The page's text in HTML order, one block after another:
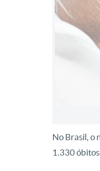
No Brasil, o
1.330